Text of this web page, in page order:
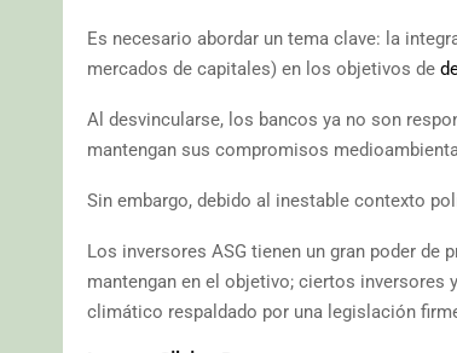
Es necesario abordar un tema clave: la
mercados de capitales) en los objetivos de
Al desvincularse, los bancos ya no son
mantengan sus compromisos
Sin embargo, debido al inestable contexto
Los inversores ASG tienen un gran poder de
mantengan en el objetivo; ciertos
climático respaldado por una legislación